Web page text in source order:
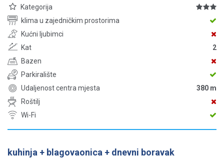
Kategorija
klima u zajedničkim prostorima
Kućni ljubimci
Kat
2
Bazen
Parkiralište
Udaljenost centra mjesta
380 m
Roštilj
Wi-Fi
kuhinja + blagovaonica + dnevni boravak